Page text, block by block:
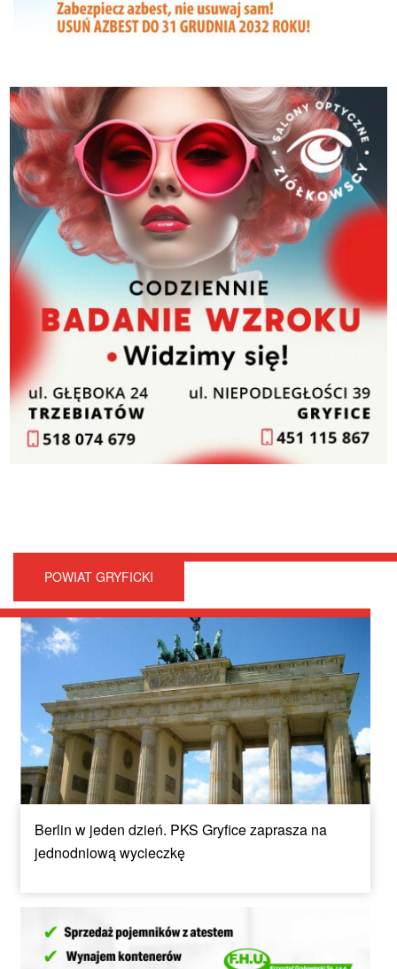
POWIAT GRYFICKI
Berlin w jeden dzień. PKS Gryfice zaprasza na
jednodniową wycieczkę